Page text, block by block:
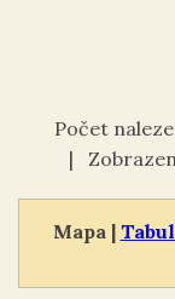
Počet
|
Mapa |